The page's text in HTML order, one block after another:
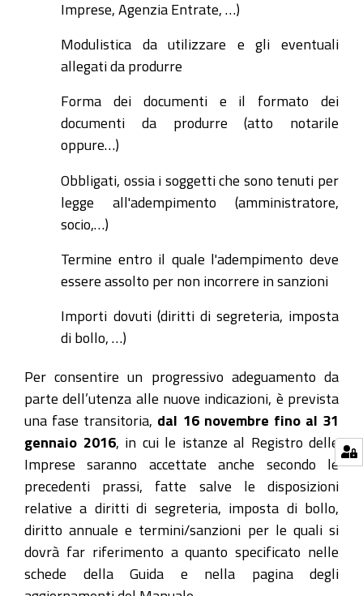
Imprese, Agenzia Entrate, …)
Modulistica da utilizzare e gli eventuali
allegati da produrre
Forma dei documenti e il formato dei
documenti da produrre (atto notarile
oppure…)
Obbligati, ossia i soggetti che sono tenuti per
legge all'adempimento (amministratore,
socio,…)
Termine entro il quale l'adempimento deve
essere assolto per non incorrere in sanzioni
Importi dovuti (diritti di segreteria, imposta
di bollo, …)
Per consentire un progressivo adeguamento da
parte dell’utenza alle nuove indicazioni, è prevista
una fase transitoria, dal 16 novembre fino al 31
gennaio 2016, in cui le istanze al Registro delle
Imprese saranno accettate anche secondo le
precedenti prassi, fatte salve le disposizioni
relative a diritti di segreteria, imposta di bollo,
diritto annuale e termini/sanzioni per le quali si
dovrà far riferimento a quanto specificato nelle
schede della Guida e nella pagina degli